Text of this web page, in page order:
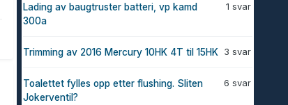
1 svar
Lading av baugtruster batteri, vp kamd
300a
3 svar
Trimming av 2016 Mercury 10HK 4T til 15HK
6 svar
Toalettet fylles opp etter flushing. Sliten
Jokerventil?